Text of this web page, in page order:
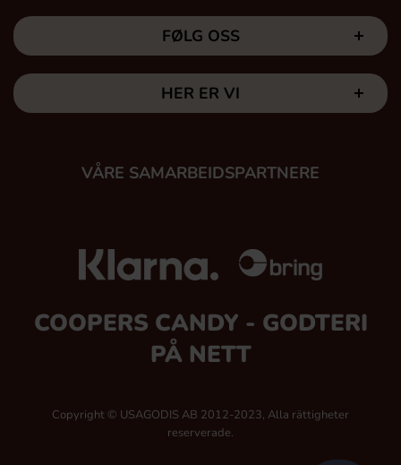
FØLG OSS
HER ER VI
VÅRE SAMARBEIDSPARTNERE
COOPERS CANDY - GODTERI
PÅ NETT
Copyright © USAGODIS AB 2012-2023, Alla rättigheter
reserverade.